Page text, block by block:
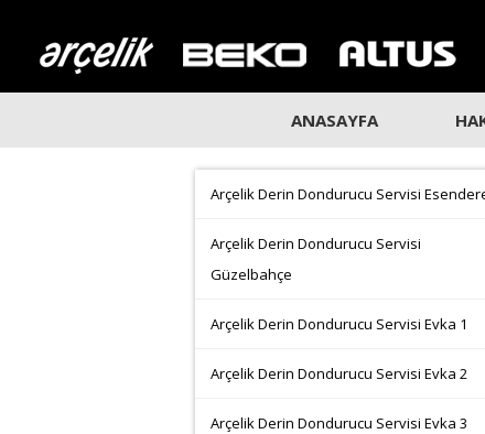
ANASAYFA
Arçelik Derin Dondurucu Servisi
Arçelik Derin Dondurucu Servisi
Güzelbahçe
Arçelik Derin Dondurucu Servisi Evka 1
Arçelik Derin Dondurucu Servisi Evka 2
Arçelik Derin Dondurucu Servisi Evka 3